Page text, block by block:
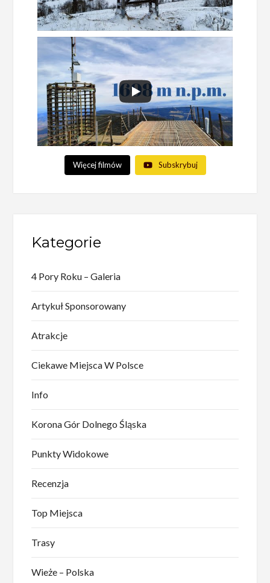
Więcej filmów Subskrybuj
Kategorie
4 Pory Roku – Galeria
Artykuł Sponsorowany
Atrakcje
Ciekawe Miejsca W Polsce
Info
Korona Gór Dolnego Śląska
Punkty Widokowe
Recenzja
Top Miejsca
Trasy
Wieże – Polska